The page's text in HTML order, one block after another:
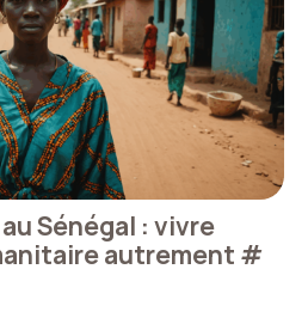
Sénégal : vivre
autrement #